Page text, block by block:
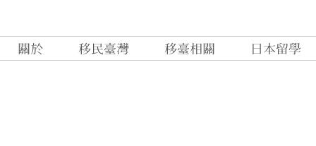
關於 移民臺灣 移臺相關 日本留學